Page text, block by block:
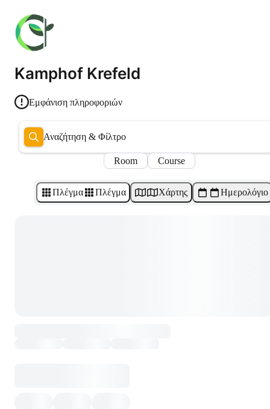
Kamphof Krefeld
Εμφάνιση πληροφοριών
Αναζήτηση & Φίλτρο
Room Course
Πλέγμα Πλέγμα Χάρτης Ημερολόγιο